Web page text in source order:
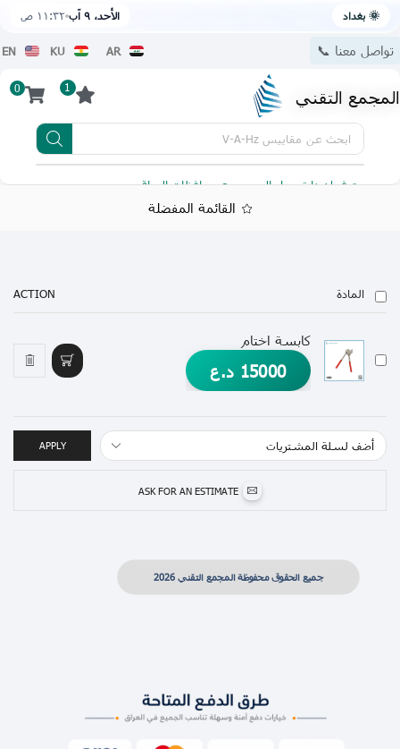
🌞 بغداد الأحد، ٩ آب ١١:٣٢ ص
تواصل معنا 📞 AR
KU
EN
المجمع التقني 1
0
ابحث عن مقاييس V-A-Hz
يتوفر لدينا توصيل الى جميع محافظات العراق
القائمة المفضلة
المادة ACTION
كابسة اختام
15000 د.ع
APPLY
ASK FOR AN ESTIMATE
جميع الحقوق محفوظة المجمع التقني 2026